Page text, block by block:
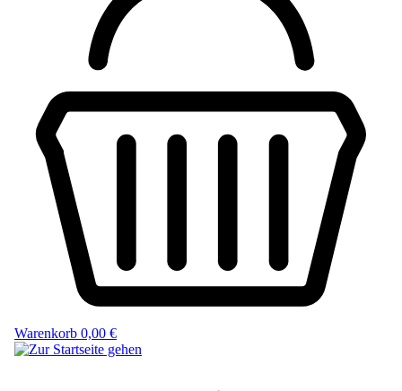
Warenkorb 0,00 €